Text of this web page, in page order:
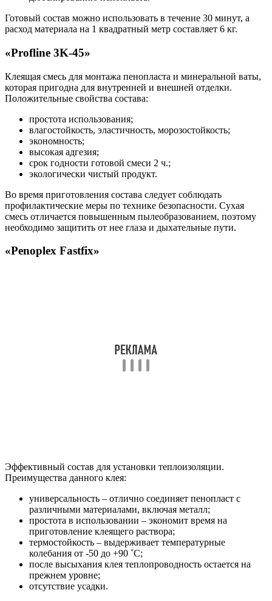
Готовый состав можно использовать в течение 30 минут, а
расход материала на 1 квадратный метр составляет 6 кг.
«Profline 3K-45»
Клеящая смесь для монтажа пенопласта и минеральной ваты,
которая пригодна для внутренней и внешней отделки.
Положительные свойства состава:
простота использования;
влагостойкость, эластичность, морозостойкость;
экономность;
высокая адгезия;
срок годности готовой смеси 2 ч.;
экологически чистый продукт.
Во время приготовления состава следует соблюдать
профилактические меры по технике безопасности. Сухая
смесь отличается повышенным пылеобразованием, поэтому
необходимо защитить от нее глаза и дыхательные пути.
«Penoplex Fastfix»
Эффективный состав для установки теплоизоляции.
Преимущества данного клея:
универсальность – отлично соединяет пенопласт с
различными материалами, включая металл;
простота в использовании – экономит время на
приготовление клеящего раствора;
термостойкость – выдерживает температурные
колебания от -50 до +90 ˚С;
после высыхания клея теплопроводность остается на
прежнем уровне;
отсутствие усадки.